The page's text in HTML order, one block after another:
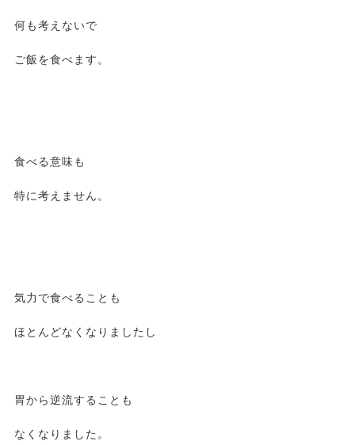
何も考えないで
ご飯を食べます。
食べる意味も
特に考えません。
気力で食べることも
ほとんどなくなりましたし
胃から逆流することも
なくなりました。